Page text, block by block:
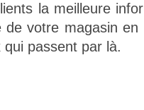
la meilleure
de votre magasin en
qui passent par là.